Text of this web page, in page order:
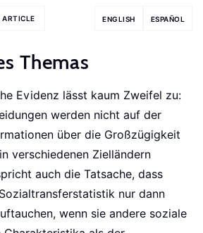
ENGLISH ESPAÑOL
ARTICLE
Themas
Evidenz lässt kaum Zweifel zu:
werden nicht auf der
über die Großzügigkeit
verschiedenen Zielländern
auch die Tatsache, dass
nur dann
wenn sie andere soziale